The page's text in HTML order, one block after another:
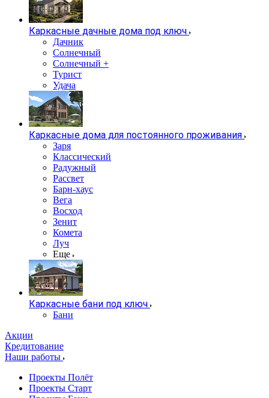
Каркасные дачные дома под ключ
Дачник
Солнечный
Солнечный +
Турист
Удача
Каркасные дома для постоянного проживания
Заря
Классический
Радужный
Рассвет
Барн-хаус
Вега
Восход
Зенит
Комета
Луч
Еще
Каркасные бани под ключ
Бани
Акции
Кредитование
Наши работы
Проекты Полёт
Проекты Старт